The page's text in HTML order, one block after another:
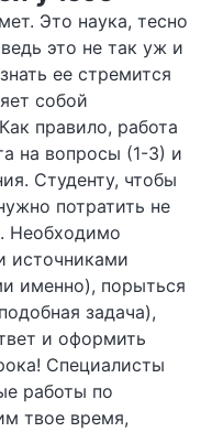
Это наука, тесно
это не так уж и
ее стремится
собой
правило, работа
на вопросы (1-3) и
Студенту, чтобы
потратить не
Необходимо
источниками
именно), порыться
задача),
и оформить
Специалисты
работы по
твое время,